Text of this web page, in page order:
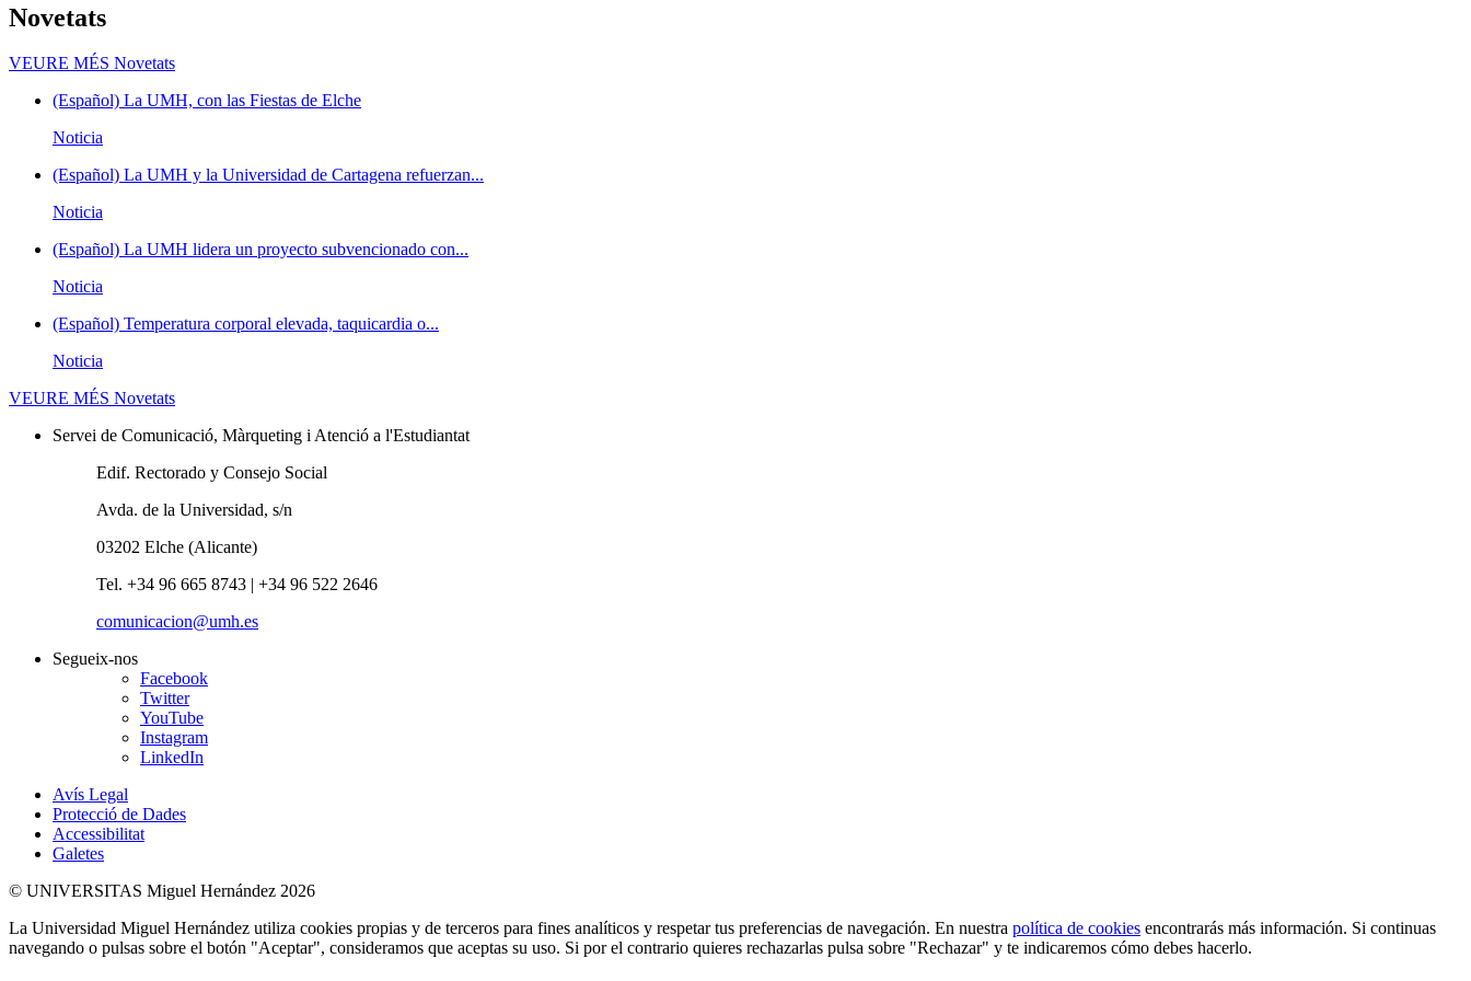
Novetats
VEURE MÉS Novetats
(Español) La UMH, con las Fiestas de Elche
Noticia
(Español) La UMH y la Universidad de Cartagena refuerzan...
Noticia
(Español) La UMH lidera un proyecto subvencionado con...
Noticia
(Español) Temperatura corporal elevada, taquicardia o...
Noticia
VEURE MÉS Novetats
Servei de Comunicació, Màrqueting i Atenció a l'Estudiantat
Edif. Rectorado y Consejo Social
Avda. de la Universidad, s/n
03202 Elche (Alicante)
Tel. +34 96 665 8743 | +34 96 522 2646
comunicacion@umh.es
Segueix-nos
Facebook
Twitter
YouTube
Instagram
LinkedIn
Avís Legal
Protecció de Dades
Accessibilitat
Galetes
© UNIVERSITAS Miguel Hernández 2026
La Universidad Miguel Hernández utiliza cookies propias y de terceros para fines analíticos y respetar tus preferencias de navegación. En nuestra política de cookies encontrarás más información. Si continuas
navegando o pulsas sobre el botón "Aceptar", consideramos que aceptas su uso. Si por el contrario quieres rechazarlas pulsa sobre "Rechazar" y te indicaremos cómo debes hacerlo.